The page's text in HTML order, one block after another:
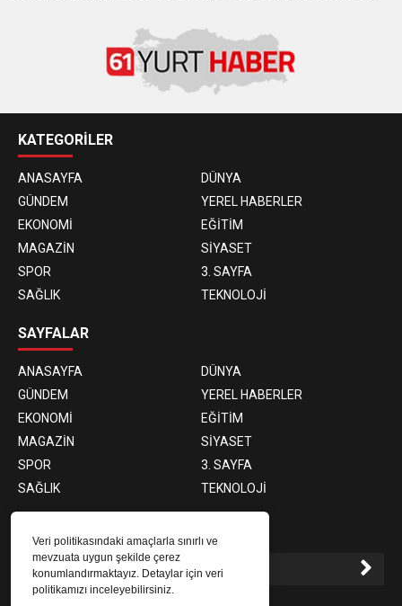
Veri politikasındaki amaçlarla sınırlı ve
mevzuata uygun şekilde çerez
konumlandırmaktayız. Detaylar için veri
politikamızı inceleyebilirsiniz.
KATEGORİLER
ANASAYFA
DÜNYA
GÜNDEM
YEREL HABERLER
EKONOMİ
EĞİTİM
MAGAZİN
SİYASET
SPOR
3. SAYFA
SAĞLIK
TEKNOLOJİ
SAYFALAR
ANASAYFA
DÜNYA
GÜNDEM
YEREL HABERLER
EKONOMİ
EĞİTİM
MAGAZİN
SİYASET
SPOR
3. SAYFA
SAĞLIK
TEKNOLOJİ